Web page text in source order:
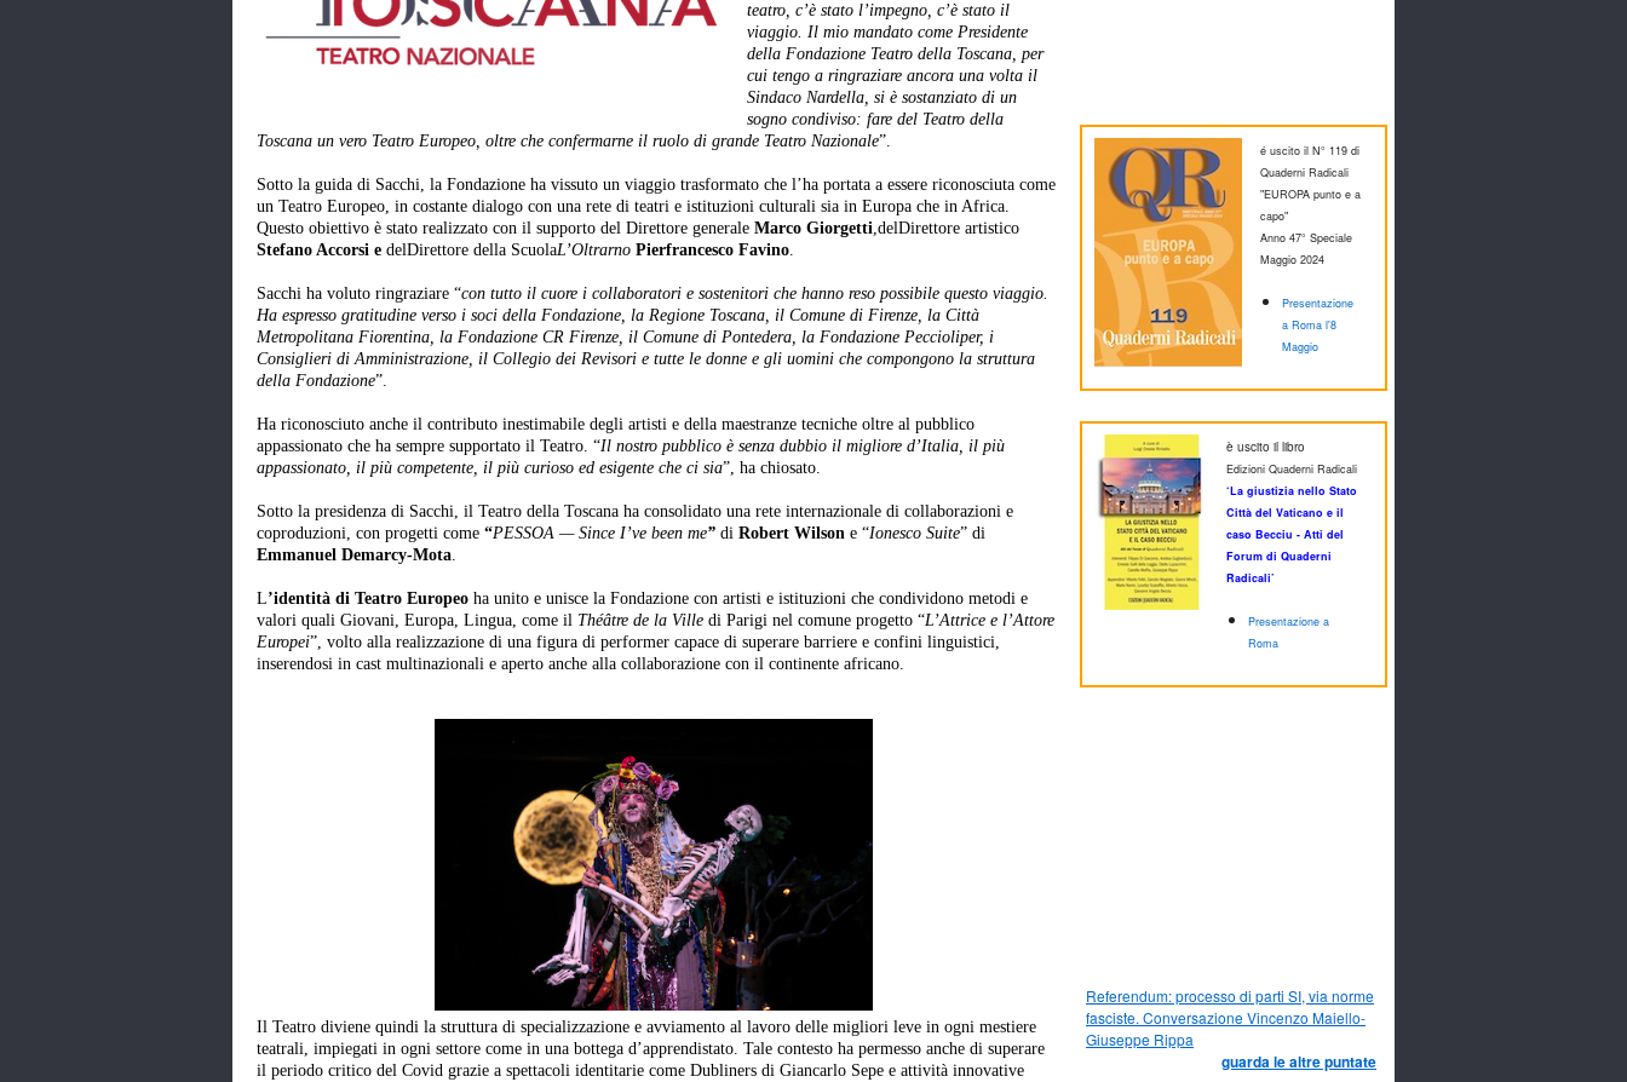
teatro, c’è stato l’impegno, c’è stato il
viaggio. Il mio mandato come Presidente
della Fondazione Teatro della Toscana, per
cui tengo a ringraziare ancora una volta il
Sindaco Nardella, si è sostanziato di un
sogno condiviso: fare del Teatro della
Toscana un vero Teatro Europeo, oltre che confermarne il ruolo di grande Teatro Nazionale”.
Sotto la guida di Sacchi, la Fondazione ha vissuto un viaggio trasformato che l’ha portata a essere riconosciuta come
un Teatro Europeo, in costante dialogo con una rete di teatri e istituzioni culturali sia in Europa che in Africa.
Questo obiettivo è stato realizzato con il supporto del Direttore generale Marco Giorgetti,delDirettore artistico
Stefano Accorsi e delDirettore della ScuolaL’Oltrarno Pierfrancesco Favino.
Sacchi ha voluto ringraziare “con tutto il cuore i collaboratori e sostenitori che hanno reso possibile questo viaggio.
Ha espresso gratitudine verso i soci della Fondazione, la Regione Toscana, il Comune di Firenze, la Città
Metropolitana Fiorentina, la Fondazione CR Firenze, il Comune di Pontedera, la Fondazione Peccioliper, i
Consiglieri di Amministrazione, il Collegio dei Revisori e tutte le donne e gli uomini che compongono la struttura
della Fondazione”.
Ha riconosciuto anche il contributo inestimabile degli artisti e della maestranze tecniche oltre al pubblico
appassionato che ha sempre supportato il Teatro. “Il nostro pubblico è senza dubbio il migliore d’Italia, il più
appassionato, il più competente, il più curioso ed esigente che ci sia”, ha chiosato.
Sotto la presidenza di Sacchi, il Teatro della Toscana ha consolidato una rete internazionale di collaborazioni e
coproduzioni, con progetti come “PESSOA — Since I’ve been me” di Robert Wilson e “Ionesco Suite” di
Emmanuel Demarcy-Mota.
L’identità di Teatro Europeo ha unito e unisce la Fondazione con artisti e istituzioni che condividono metodi e
valori quali Giovani, Europa, Lingua, come il Théâtre de la Ville di Parigi nel comune progetto “L’Attrice e l’Attore
Europei”, volto alla realizzazione di una figura di performer capace di superare barriere e confini linguistici,
inserendosi in cast multinazionali e aperto anche alla collaborazione con il continente africano.
Il Teatro diviene quindi la struttura di specializzazione e avviamento al lavoro delle migliori leve in ogni mestiere
teatrali, impiegati in ogni settore come in una bottega d’apprendistato. Tale contesto ha permesso anche di superare
il periodo critico del Covid grazie a spettacoli identitarie come Dubliners di Giancarlo Sepe e attività innovative
é uscito il N° 119 di
Quaderni Radicali
"EUROPA punto e a
capo"
Anno 47° Speciale
Maggio 2024
Presentazione
a Roma l'8
Maggio
è uscito il libro
Edizioni Quaderni Radicali
‘La giustizia nello Stato
Città del Vaticano e il
caso Becciu - Atti del
Forum di Quaderni
Radicali’
Presentazione a
Roma
Referendum: processo di parti SI, via norme
fasciste. Conversazione Vincenzo Maiello-
Giuseppe Rippa
guarda le altre puntate